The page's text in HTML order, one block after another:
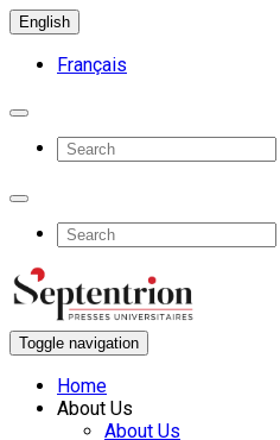
English
Français
Toggle navigation
Home
About Us
About Us